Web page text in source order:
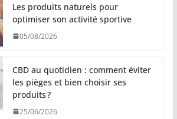
Les produits naturels pour
optimiser son activité sportive
05/08/2026
CBD au quotidien : comment éviter
les pièges et bien choisir ses
produits ?
25/06/2026